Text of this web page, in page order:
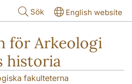
Sök English website
för Arkeologi
historia
fakulteterna